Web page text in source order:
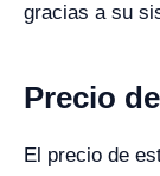
gracias a su
Precio
El precio de